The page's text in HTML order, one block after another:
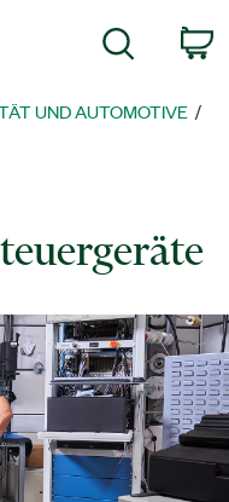
Suche
UND AUTOMOTIVE